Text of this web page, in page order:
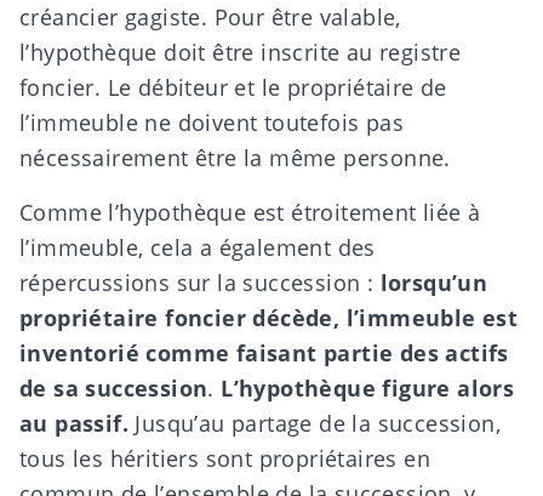
créancier gagiste. Pour être valable,
l’hypothèque doit être inscrite au registre
foncier. Le débiteur et le propriétaire de
l’immeuble ne doivent toutefois pas
nécessairement être la même personne.
Comme l’hypothèque est étroitement liée à
l’immeuble, cela a également des
répercussions sur la succession : lorsqu’un
propriétaire foncier décède, l’immeuble est
inventorié comme faisant partie des actifs
de sa succession. L’hypothèque figure alors
au passif. Jusqu’au partage de la succession,
tous les héritiers sont propriétaires en